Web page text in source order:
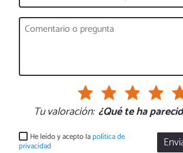
Tu valoración: ¿Qué te ha
He leído y acepto lapolítica de
privacidad